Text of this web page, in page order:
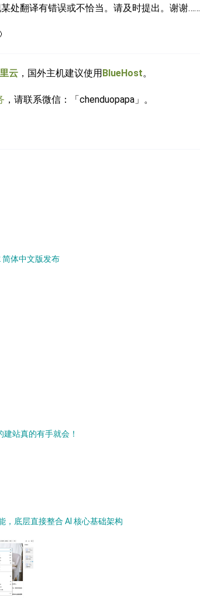
处翻译有错误或不恰当。请及时提出。谢谢……
云 ，国外主机建议使用BlueHost。
，请联系微信：「chenduopapa」。
简体中文版发布
站真的有手就会！
，底层直接整合 AI 核心基础架构